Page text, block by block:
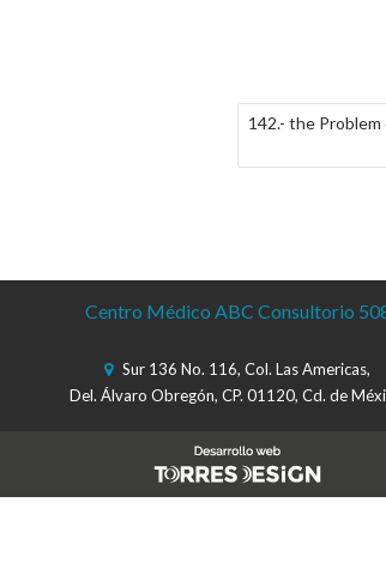
142.- the
Centro Médico ABC Consultorio
Sur 136 No. 116, Col. Las Americas,
Del. Álvaro Obregón, CP. 01120, Cd. de